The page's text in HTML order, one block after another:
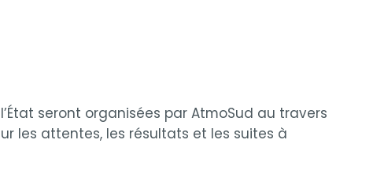
seront organisées par AtmoSud au travers
les attentes, les résultats et les suites à